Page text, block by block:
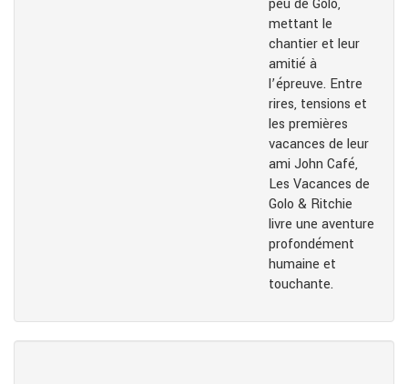
peu de Golo,
mettant le
chantier et leur
amitié à
l’épreuve. Entre
rires, tensions et
les premières
vacances de leur
ami John Café,
Les Vacances de
Golo & Ritchie
livre une aventure
profondément
humaine et
touchante.